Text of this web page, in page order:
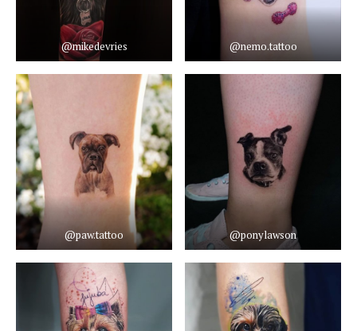
@mikedevries @nemo.tattoo
@paw.tattoo @ponylawson